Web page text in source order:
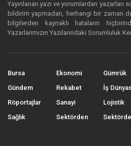
Yayınlanan yazı ve yorumlardan yazarları
bildirim yapmadan, herhangi bir zaman
bilgilerden kaynaklı hataların
Yazarlarımızın Yazılarındaki Sorumluluk
Bursa
Gündem
Röportajlar
Sağlık
Ekonomi
Rekabet
Sanayi
Sektörden
Gümrük
İş
Lojistik